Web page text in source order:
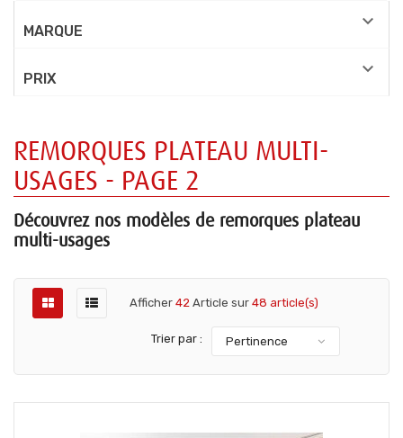
MARQUE 
PRIX 
REMORQUES PLATEAU MULTI-
USAGES - PAGE 2
Découvrez nos modèles de remorques plateau
multi-usages
Afficher 42 Article sur 48 article(s)
Trier par : Pertinence